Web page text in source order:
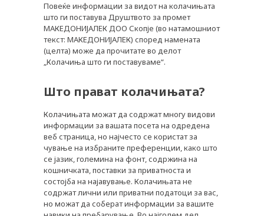
Повеќе информации за видот на колачињата
што ги поставува Друштвото за промет
МАКЕДОНИЈАЛЕК ДОО Скопје (во натамошниот
текст: МАКЕДОНИЈАЛЕК) според намената
(целта) може да прочитате во делот
„Колачиња што ги поставуваме“.
Што прават колачињата?
Колачињата можат да содржат многу видови
информации за вашата посета на одредена
веб страница, но најчесто се користат за
чување на избраните преференции, како што
се јазик, големина на фонт, содржина на
кошничката, поставки за приватноста и
состојба на најавување. Колачињата не
содржат лични или приватни податоци за вас,
но можат да соберат информации за вашите